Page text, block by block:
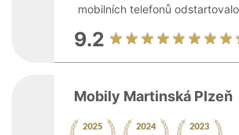
mobilních telefonů
9.2
Mobily Martinská Plzeň